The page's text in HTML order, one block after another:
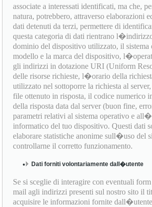
associate a interessati identificati, ma che,
natura, potrebbero, attraverso elaborazioni
dati detenuti da terzi, permettere di
questa categoria di dati rientrano
dominio del dispositivo utilizzato, il sistema
modello e la marca del dispositivo,
gli indirizzi in dotazione URI (Uniform
delle risorse richieste, l�orario della
utilizzato nel sottoporre la richiesta al
file ottenuto in risposta, il codice numerico
della risposta data dal server (buon fine,
parametri relativi al sistema operativo e
informatico del tuo dispositivo. Questi dati
elaborare statistiche anonime sull�uso del
controllarne il corretto funzionamento.
Dati forniti volontariamente dall�utente
Se si sceglie di interagire con eventuali
mail agli indirizzi presenti sul nostro sito il
acquisire le informazioni fornite